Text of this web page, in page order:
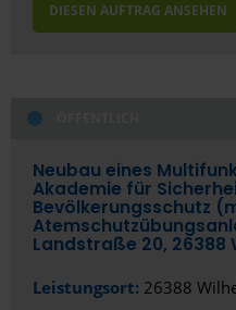
DIESEN AUFTRAG ANSEHEN
Neubau eines
Akademie für
Bevölkerungsschutz
Landstraße 20, 26388
Leistungsort: 26388